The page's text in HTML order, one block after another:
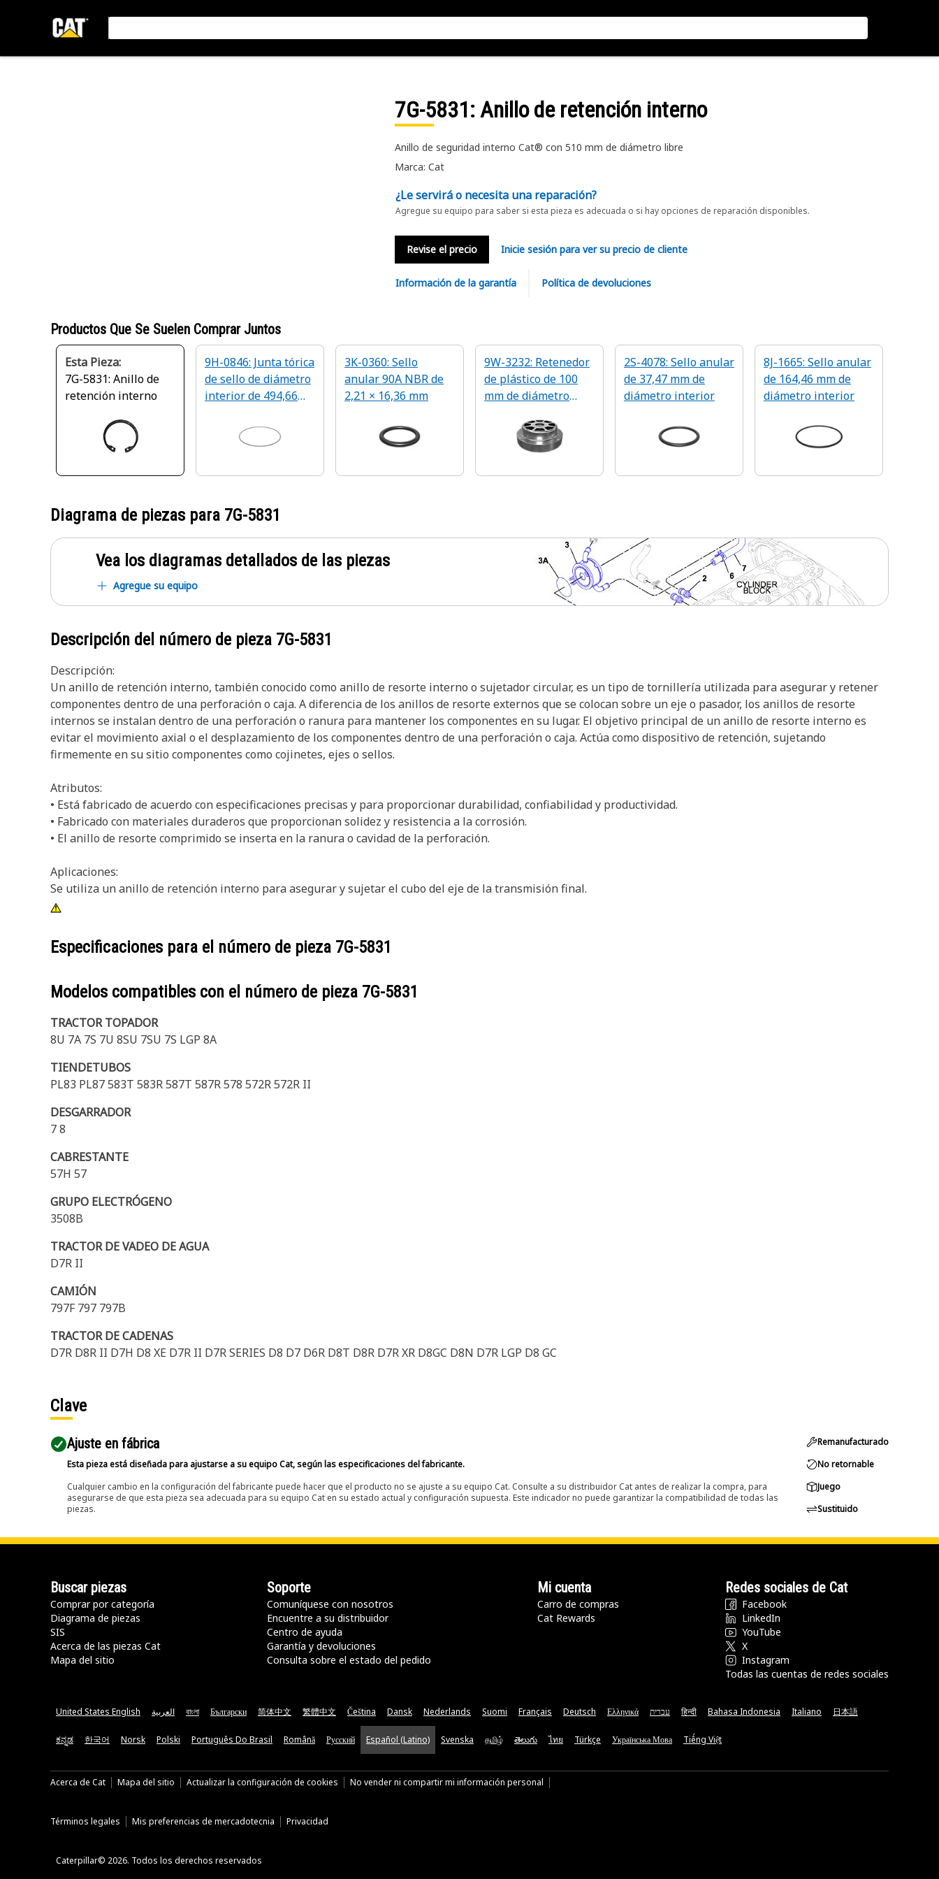
7G-5831: Anillo de retención interno
Anillo de seguridad interno Cat® con 510 mm de diámetro libre
Marca: Cat
¿Le servirá o necesita una reparación?
Agregue su equipo para saber si esta pieza es adecuada o si hay opciones de reparación disponibles.
Revise el precio Inicie sesión para ver su precio de cliente
Información de la garantía Política de devoluciones
Productos Que Se Suelen Comprar Juntos
Esta Pieza:
7G-5831: Anillo de
retención interno
9H-0846: Junta tórica
de sello de diámetro
interior de 494,66
3K-0360: Sello
anular 90A NBR de
2,21 × 16,36 mm
9W-3232: Retenedor
de plástico de 100
mm de diámetro
2S-4078: Sello anular
de 37,47 mm de
diámetro interior
8J-1665: Sello anular
de 164,46 mm de
diámetro interior
Diagrama de piezas para 7G-5831
Vea los diagramas detallados de las piezas
Agregue su equipo
Descripción del número de pieza 7G-5831
Descripción:
Un anillo de retención interno, también conocido como anillo de resorte interno o sujetador circular, es un tipo de tornillería utilizada para asegurar y retener
componentes dentro de una perforación o caja. A diferencia de los anillos de resorte externos que se colocan sobre un eje o pasador, los anillos de resorte
internos se instalan dentro de una perforación o ranura para mantener los componentes en su lugar. El objetivo principal de un anillo de resorte interno es
evitar el movimiento axial o el desplazamiento de los componentes dentro de una perforación o caja. Actúa como dispositivo de retención, sujetando
firmemente en su sitio componentes como cojinetes, ejes o sellos.
Atributos:
• Está fabricado de acuerdo con especificaciones precisas y para proporcionar durabilidad, confiabilidad y productividad.
• Fabricado con materiales duraderos que proporcionan solidez y resistencia a la corrosión.
• El anillo de resorte comprimido se inserta en la ranura o cavidad de la perforación.
Aplicaciones:
Se utiliza un anillo de retención interno para asegurar y sujetar el cubo del eje de la transmisión final.
Especificaciones para el número de pieza 7G-5831
Modelos compatibles con el número de pieza 7G-5831
TRACTOR TOPADOR
8U 7A 7S 7U 8SU 7SU 7S LGP 8A
TIENDETUBOS
PL83 PL87 583T 583R 587T 587R 578 572R 572R II
DESGARRADOR
7 8
CABRESTANTE
57H 57
GRUPO ELECTRÓGENO
3508B
TRACTOR DE VADEO DE AGUA
D7R II
CAMIÓN
797F 797 797B
TRACTOR DE CADENAS
D7R D8R II D7H D8 XE D7R II D7R SERIES D8 D7 D6R D8T D8R D7R XR D8GC D8N D7R LGP D8 GC
Clave
Ajuste en fábrica
Esta pieza está diseñada para ajustarse a su equipo Cat, según las especificaciones del fabricante.
Cualquier cambio en la configuración del fabricante puede hacer que el producto no se ajuste a su equipo Cat. Consulte a su distribuidor Cat antes de realizar la compra, para
asegurarse de que esta pieza sea adecuada para su equipo Cat en su estado actual y configuración supuesta. Este indicador no puede garantizar la compatibilidad de todas las
piezas.
Remanufacturado
No retornable
Juego
Sustituido
Buscar piezas
Comprar por categoría
Diagrama de piezas
SIS
Acerca de las piezas Cat
Mapa del sitio
Soporte
Comuníquese con nosotros
Encuentre a su distribuidor
Centro de ayuda
Garantía y devoluciones
Consulta sobre el estado del pedido
Mi cuenta
Carro de compras
Cat Rewards
Redes sociales de Cat
Facebook
LinkedIn
YouTube
X
Instagram
Todas las cuentas de redes sociales
United States English العربية বাংলা Български 简体中文 繁體中文 Čeština Dansk Nederlands Suomi Français Deutsch Ελληνικά עברית हिन्दी Bahasa Indonesia Italiano 日本語
ಕನ್ನಡ 한국어 Norsk Polski Português Do Brasil Română Русский Español (Latino) Svenska தமிழ் తెలుగు ไทย Türkçe Українська Мова Tiếng Việt
Acerca de Cat Mapa del sitio Actualizar la configuración de cookies No vender ni compartir mi información personal
Términos legales Mis preferencias de mercadotecnia Privacidad
Caterpillar© 2026. Todos los derechos reservados